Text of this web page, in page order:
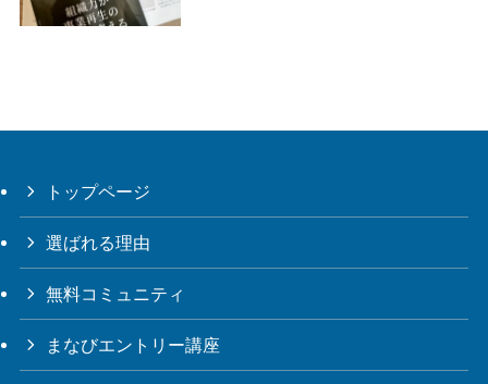
トップページ
選ばれる理由
無料コミュニティ
まなびエントリー講座